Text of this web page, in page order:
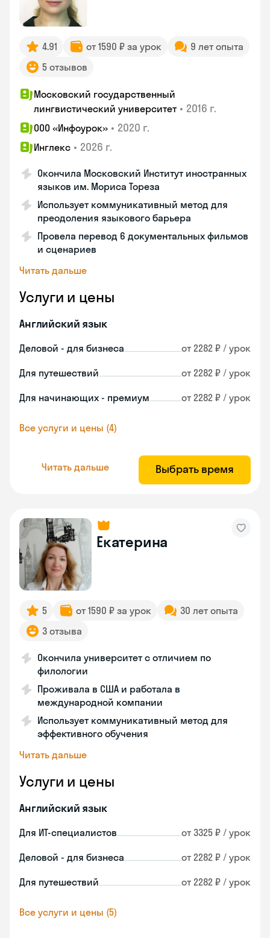
4.91 от 1590 ₽ за урок
9 лет опыта
5 отзывов
Московский государственный
лингвистический университет • 2016 г.
ООО «Инфоурок» • 2020 г.
Инглекс • 2026 г.
Окончила Московский Институт иностранных
языков им. Мориса Тореза
Использует коммуникативный метод для
преодоления языкового барьера
Провела перевод 6 документальных фильмов
и сценариев
Читать дальше
Услуги и цены
Английский язык
Деловой - для бизнеса от 2282 ₽ / урок
Для путешествий от 2282 ₽ / урок
Для начинающих - премиум от 2282 ₽ / урок
Все услуги и цены (4)
Читать дальше Выбрать время
Екатерина
5 от 1590 ₽ за урок
30 лет опыта
3 отзыва
Окончила университет с отличием по
филологии
Проживала в США и работала в
международной компании
Использует коммуникативный метод для
эффективного обучения
Читать дальше
Услуги и цены
Английский язык
Для ИТ-специалистов от 3325 ₽ / урок
Деловой - для бизнеса от 2282 ₽ / урок
Для путешествий от 2282 ₽ / урок
Все услуги и цены (5)